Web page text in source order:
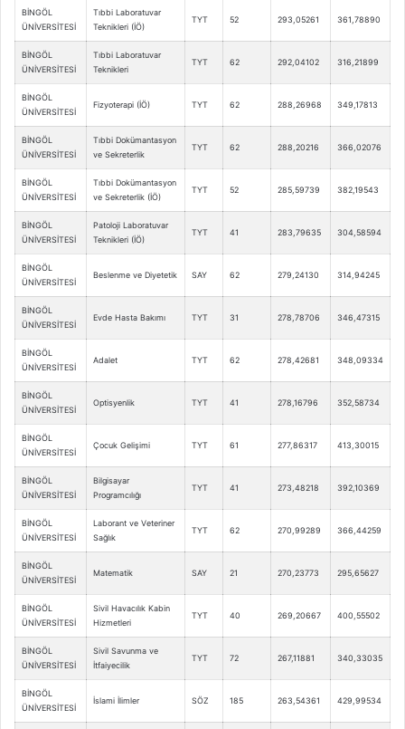
BİNGÖL
ÜNİVERSİTESİ
Tıbbi Laboratuvar
Teknikleri (İÖ)
TYT 52 293,05261 361,78890
BİNGÖL
ÜNİVERSİTESİ
Tıbbi Laboratuvar
Teknikleri
TYT 62 292,04102 316,21899
BİNGÖL
ÜNİVERSİTESİ
Fizyoterapi (İÖ) TYT 62 288,26968 349,17813
BİNGÖL
ÜNİVERSİTESİ
Tıbbi Dokümantasyon
ve Sekreterlik
TYT 62 288,20216 366,02076
BİNGÖL
ÜNİVERSİTESİ
Tıbbi Dokümantasyon
ve Sekreterlik (İÖ)
TYT 52 285,59739 382,19543
BİNGÖL
ÜNİVERSİTESİ
Patoloji Laboratuvar
Teknikleri (İÖ)
TYT 41 283,79635 304,58594
BİNGÖL
ÜNİVERSİTESİ
Beslenme ve Diyetetik SAY 62 279,24130 314,94245
BİNGÖL
ÜNİVERSİTESİ
Evde Hasta Bakımı TYT 31 278,78706 346,47315
BİNGÖL
ÜNİVERSİTESİ
Adalet TYT 62 278,42681 348,09334
BİNGÖL
ÜNİVERSİTESİ
Optisyenlik TYT 41 278,16796 352,58734
BİNGÖL
ÜNİVERSİTESİ
Çocuk Gelişimi TYT 61 277,86317 413,30015
BİNGÖL
ÜNİVERSİTESİ
Bilgisayar
Programcılığı
TYT 41 273,48218 392,10369
BİNGÖL
ÜNİVERSİTESİ
Laborant ve Veteriner
Sağlık
TYT 62 270,99289 366,44259
BİNGÖL
ÜNİVERSİTESİ
Matematik SAY 21 270,23773 295,65627
BİNGÖL
ÜNİVERSİTESİ
Sivil Havacılık Kabin
Hizmetleri
TYT 40 269,20667 400,55502
BİNGÖL
ÜNİVERSİTESİ
Sivil Savunma ve
İtfaiyecilik
TYT 72 267,11881 340,33035
BİNGÖL
ÜNİVERSİTESİ
İslami İlimler SÖZ 185 263,54361 429,99534